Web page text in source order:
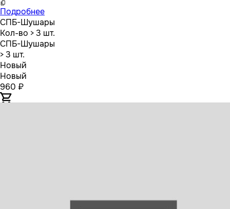
Подробнее
СПБ-Шушары
Кол-во > 3 шт.
СПБ-Шушары
> 3 шт.
Новый
Новый
960 ₽